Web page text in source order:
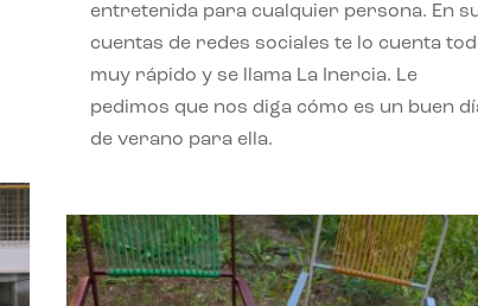
entretenida para cualquier persona. En
cuentas de redes sociales te lo cuenta
muy rápido y se llama La Inercia. Le
pedimos que nos diga cómo es un buen
de verano para ella.